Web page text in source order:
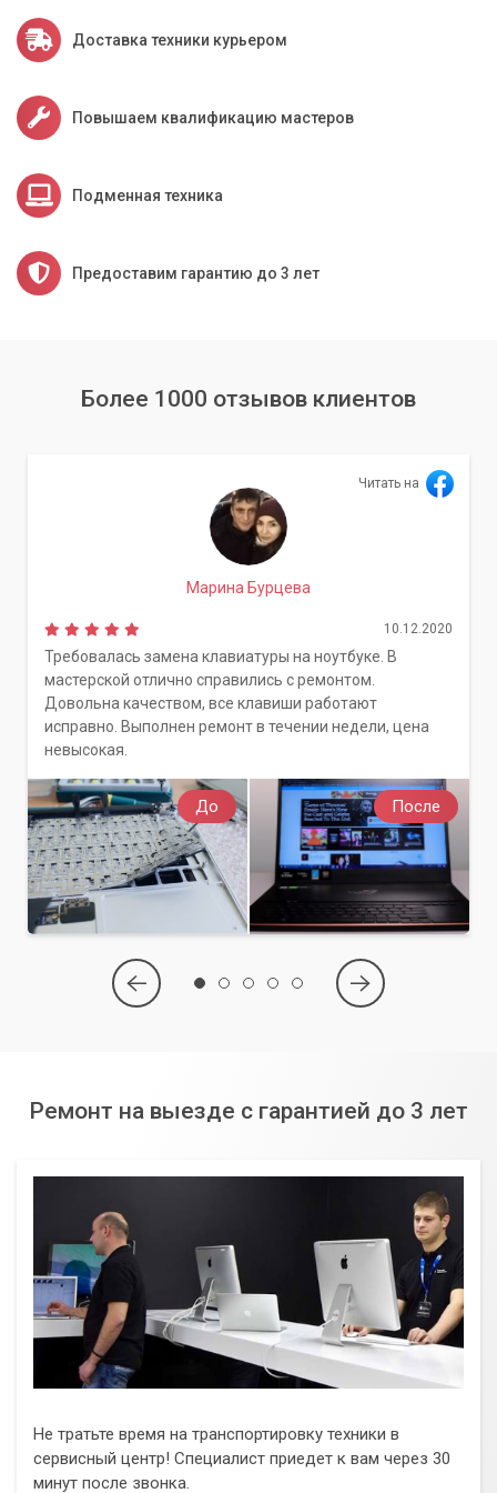
Доставка техники курьером
Повышаем квалификацию мастеров
Подменная техника
Предоставим гарантию до 3 лет
Более 1000 отзывов клиентов
До После
Читать на
Марина Бурцева
10.12.2020
Требовалась замена клавиатуры на ноутбуке. В
мастерской отлично справились с ремонтом.
Довольна качеством, все клавиши работают
исправно. Выполнен ремонт в течении недели, цена
невысокая.
Ремонт на выезде с гарантией до 3 лет
Не тратьте время на транспортировку техники в
сервисный центр! Специалист приедет к вам через 30
минут после звонка.